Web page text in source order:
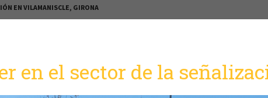
EN VILAMANISCLE, GIRONA
en el sector de la